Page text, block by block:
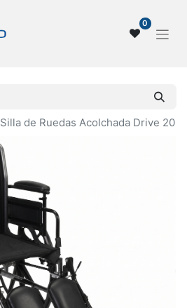
0
Silla de Ruedas Acolchada Drive 20